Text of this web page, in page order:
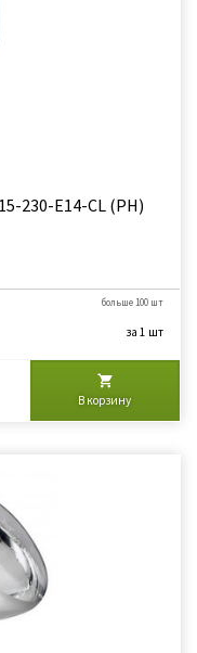
230-E14-CL (РН)
больше 100 шт
за 1 шт
В корзину